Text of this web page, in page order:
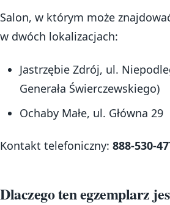
Salon, w którym może
w dwóch lokalizacjach:
Jastrzębie Zdrój, ul.
Generała Świerczewskiego)
Ochaby Małe, ul. Główna 29
Kontakt telefoniczny: 888-530-
Dlaczego ten egzemplarz